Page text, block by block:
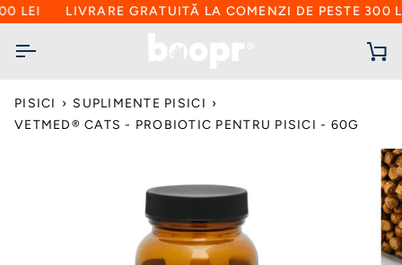
Sari
conținut
LEI LIVRARE GRATUITĂ LA COMENZI DE PESTE 300 LEI
PISICI › SUPLIMENTE PISICI ›
VETMED® CATS - PROBIOTIC PENTRU PISICI - 60G